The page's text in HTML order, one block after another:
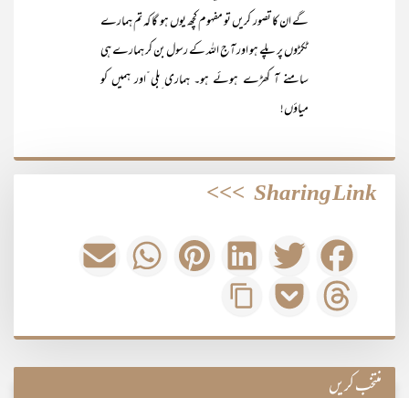
گے ان کا تصور کریں تو مفہوم کچھ یوں ہو گا کہ تم ہمارے
ٹکڑوں پر پلے ہو اور آج اللہ کے رسول بن کر ہمارے ہی
سامنے آ کھڑے ہوئے ہو۔ ہماری ِبلی ّاور ہمیں کو
میاؤں!
Sharing Link
>>>
منتخب کریں